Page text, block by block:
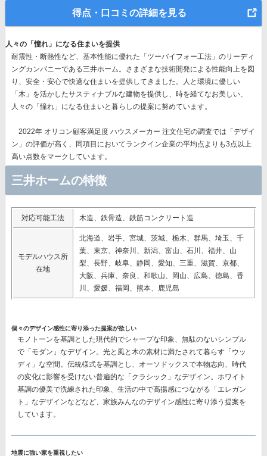
得点・口コミの詳細を見る
人々の「憧れ」になる住まいを提供
耐震性・断熱性など、基本性能に優れた 「ツーバイフォー工法」のリーディ
ングカンパニーである三井ホーム。さまざまな技術開発による性能向上を図
り、安全・安心で快適な住まいを提供してきました。人と環境に優しい
「木」を活かしたサスティナブルな建物を提供し、時を経てなお美しい、
人々の「憧れ」になる住まいと暮らしの提案に努めています。
2022年 オリコン顧客満足度 ハウスメーカー 注文住宅の調査では 「デザイ
ン」 の評価が高く、同項目においてランクイン企業の平均点よりも3点以上
高い点数をマークしています。
三井ホームの特徴
対応可能工法 木造、鉄骨造、鉄筋コンクリート造
モデルハウス所
在地
北海道、岩手、宮城、茨城、栃木、群馬、埼玉、千
葉、東京、神奈川、新潟、富山、石川、福井、山
梨、長野、岐阜、静岡、愛知、三重、滋賀、京都、
大阪、兵庫、奈良、和歌山、岡山、広島、徳島、香
川、愛媛、福岡、熊本、鹿児島
個々のデザイン感性に寄り添った提案が欲しい
モノトーンを基調とした現代的でシャープな印象、無駄のないシンプル
で「モダン」なデザイン。光と風と木の素材に満たされて暮らす「ウッ
ディ」な空間。伝統様式を基調とし、オーソドックスで本物志向、時代
の変化に影響を受けない普遍的な「クラシック」なデザイン。ホワイト
基調の優美で洗練された印象、生活の中で高揚感につながる「エレガン
ト」なデザインなどなど、 家族みんなのデザイン感性に寄り添う提案を
しています。
地震に強い家を重視したい